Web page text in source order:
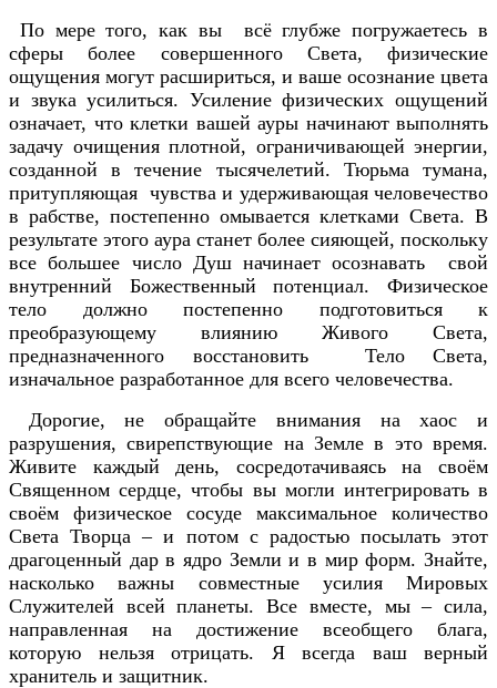
По мере того, как вы всё глубже погружаетесь в
сферы более совершенного Света, физические
ощущения могут расшириться, и ваше осознание цвета
и звука усилиться. Усиление физических ощущений
означает, что клетки вашей ауры начинают выполнять
задачу очищения плотной, ограничивающей энергии,
созданной в течение тысячелетий. Тюрьма тумана,
притупляющая чувства и удерживающая человечество
в рабстве, постепенно омывается клетками Света. В
результате этого аура станет более сияющей, поскольку
все большее число Душ начинает осознавать свой
внутренний Божественный потенциал. Физическое
тело должно постепенно подготовиться к
преобразующему влиянию Живого Света,
предназначенного восстановить Тело Света,
изначальное разработанное для всего человечества.
Дорогие, не обращайте внимания на хаос и
разрушения, свирепствующие на Земле в это время.
Живите каждый день, сосредотачиваясь на своём
Священном сердце, чтобы вы могли интегрировать в
своём физическое сосуде максимальное количество
Света Творца – и потом с радостью посылать этот
драгоценный дар в ядро Земли и в мир форм. Знайте,
насколько важны совместные усилия Мировых
Служителей всей планеты. Все вместе, мы – сила,
направленная на достижение всеобщего блага,
которую нельзя отрицать. Я всегда ваш верный
хранитель и защитник.